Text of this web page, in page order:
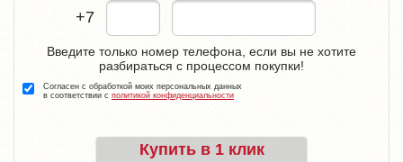
+7
Купить в 1 клик
Введите только номер телефона, если вы не хотите
разбираться с процессом покупки!
Согласен с обработкой моих персональных данных
в соответствии с политикой конфиденциальности